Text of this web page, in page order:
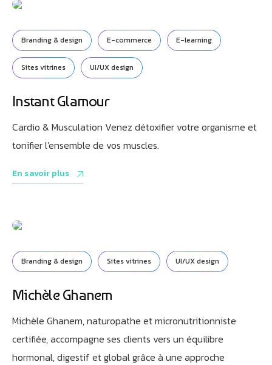
Branding & design E-commerce E-learning
Sites vitrines UI/UX design
Instant Glamour
Cardio & Musculation Venez détoxifier votre organisme et
tonifier l'ensemble de vos muscles.
En savoir plus
Branding & design Sites vitrines UI/UX design
Michèle Ghanem
Michèle Ghanem, naturopathe et micronutritionniste
certifiée, accompagne ses clients vers un équilibre
hormonal, digestif et global grâce à une approche